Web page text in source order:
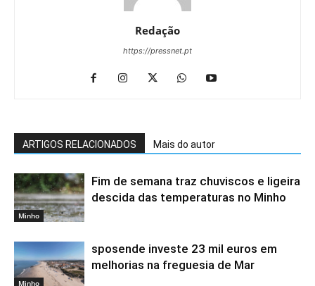
Redação
https://pressnet.pt
ARTIGOS RELACIONADOS Mais do autor
Minho
Fim de semana traz chuviscos e ligeira
descida das temperaturas no Minho
Minho
sposende investe 23 mil euros em
melhorias na freguesia de Mar